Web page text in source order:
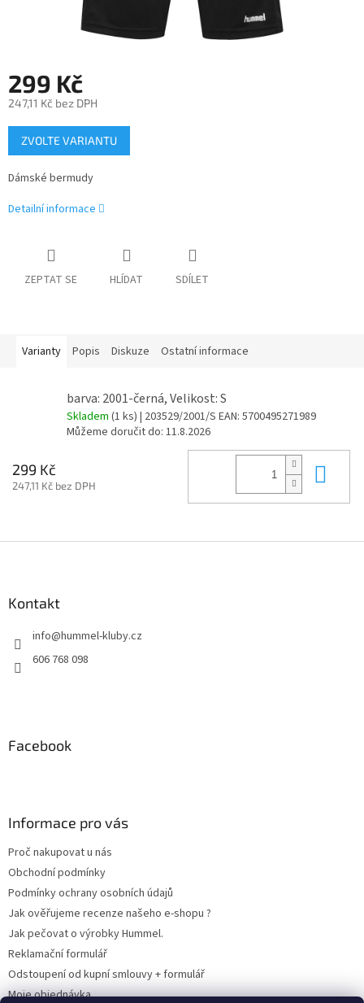
299 Kč
247,11 Kč bez DPH
Měrná
cena:
ZVOLTE VARIANTU
Dámské bermudy
Detailní informace
ZEPTAT SE HLÍDAT SDÍLET
Varianty Popis Diskuze Ostatní informace
barva: 2001-černá, Velikost: S
Skladem (1 ks) | 203529/2001/S EAN: 5700495271989
Můžeme doručit do: 11.8.2026
299 Kč
247,11 Kč bez DPH
Kontakt
info@hummel-kluby.cz
606 768 098
Facebook
Informace pro vás
Proč nakupovat u nás
Obchodní podmínky
Podmínky ochrany osobních údajů
Jak ověřujeme recenze našeho e-shopu ?
Jak pečovat o výrobky Hummel.
Reklamační formulář
Odstoupení od kupní smlouvy + formulář
Moje objednávka